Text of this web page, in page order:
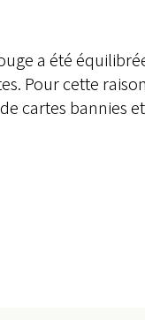
a été
Pour cette
cartes bannies et